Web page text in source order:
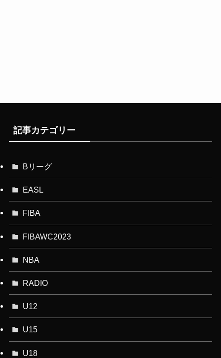
記事カテゴリー
Bリーグ
EASL
FIBA
FIBAWC2023
NBA
RADIO
U12
U15
U18